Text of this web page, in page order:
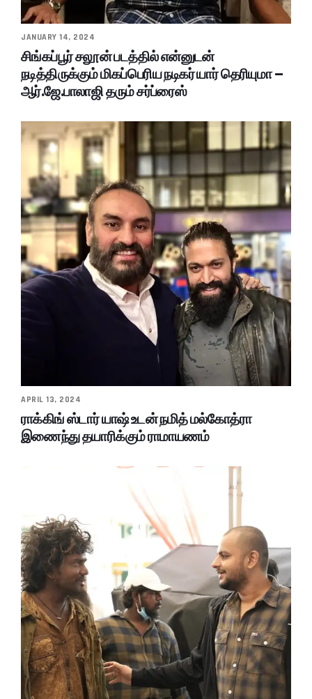
JANUARY 14, 2024
சிங்கப்பூர் சலூன் படத்தில் என்னுடன்
நடித்திருக்கும் மிகப்பெரிய நடிகர் யார் தெரியுமா –
ஆர்.ஜே.பாலாஜி தரும் சர்ப்ரைஸ்
APRIL 13, 2024
ராக்கிங் ஸ்டார் யாஷ் உடன் நமித் மல்கோத்ரா
இணைந்து தயாரிக்கும் ராமாயணம்